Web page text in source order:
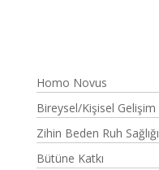
Homo Novus
Bireysel/Kişisel Gelişim
Zihin Beden Ruh Sağlığı
Bütüne Katkı